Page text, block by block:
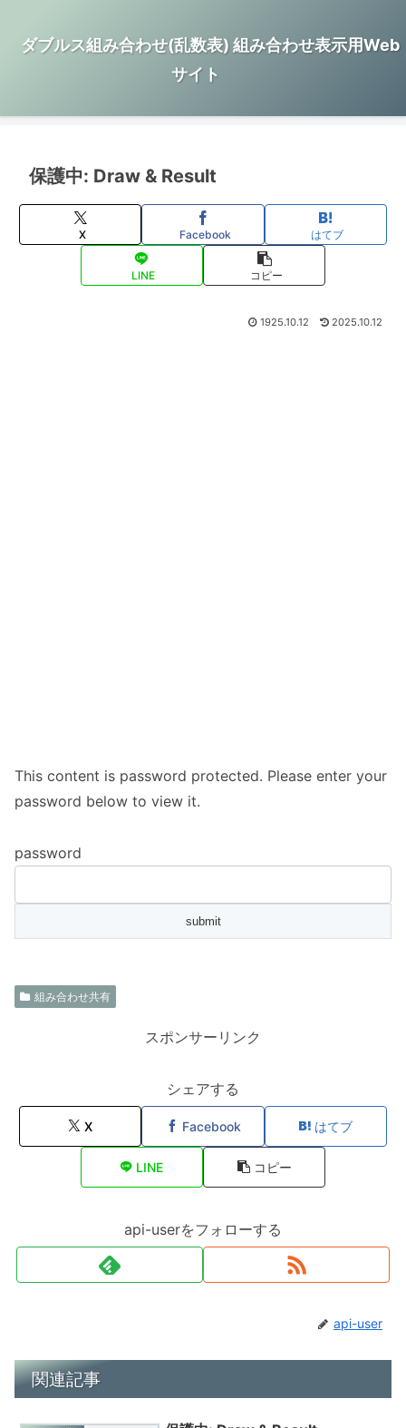
ダブルス組み合わせ(乱数表) 組み合わせ表示用Web
サイト
保護中: Draw & Result
X Facebook はてブ
LINE コピー
1925.10.12 2025.10.12
This content is password protected. Please enter your
password below to view it.
password
組み合わせ共有
スポンサーリンク
シェアする
X Facebook はてブ
LINE コピー
api-userをフォローする
api-user
関連記事